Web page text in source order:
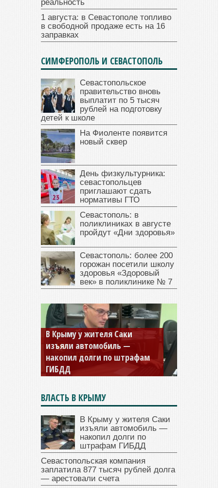
реальность
1 августа: в Севастополе топливо
в свободной продаже есть на 16
заправках
СИМФЕРОПОЛЬ И СЕВАСТОПОЛЬ
Севастопольское
правительство вновь
выплатит по 5 тысяч
рублей на подготовку
детей к школе
На Фиоленте появится
новый сквер
День физкультурника:
севастопольцев
приглашают сдать
нормативы ГТО
Севастополь: в
поликлиниках в августе
пройдут «Дни здоровья»
Севастополь: более 200
горожан посетили школу
здоровья «Здоровый
век» в поликлинике № 7
Севастопольская компания
заплатила 877 тысяч рублей
долга — арестовали счета
ВЛАСТЬ В КРЫМУ
В Крыму у жителя Саки
изъяли автомобиль —
накопил долги по
штрафам ГИБДД
Севастопольская компания
заплатила 877 тысяч рублей долга
— арестовали счета